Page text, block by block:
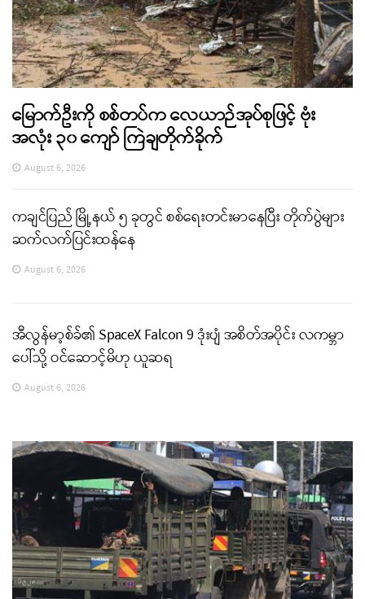
မြောက်ဦးကို စစ်တပ်က လေယာဉ်အုပ်စုဖြင့် ဗုံး
အလုံး ၃၀ ကျော် ကြဲချတိုက်ခိုက်
August 6, 2026
ကချင်ပြည် မြို့နယ် ၅ ခုတွင် စစ်ရေးတင်းမာနေပြီး တိုက်ပွဲများ
ဆက်လက်ပြင်းထန်နေ
August 6, 2026
အီလွန်မာ့စ်ခ်၏ SpaceX Falcon 9 ဒုံးပျံ အစိတ်အပိုင်း လကမ္ဘာ
ပေါ်သို့ ဝင်ဆောင့်မိဟု ယူဆရ
August 6, 2026